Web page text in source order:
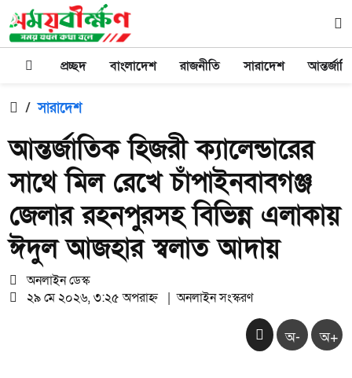
প্রচ্ছদ বাংলাদেশ রাজনীতি সারাদেশ
/ সারাদেশ
আন্তর্জাতিক হিজরী ক্যালেন্ডারের
সাথে মিল রেখে চাঁপাইনবাবগঞ্জ
জেলার রহনপুরসহ বিভিন্ন এলাকায়
ঈদুল আজহার স্বলাত আদায়
অনলাইন ডেস্ক
২৯ মে ২০২৬, ৩:২৫ অপরাহ্ন | অনলাইন সংস্করণ
অ- অ+